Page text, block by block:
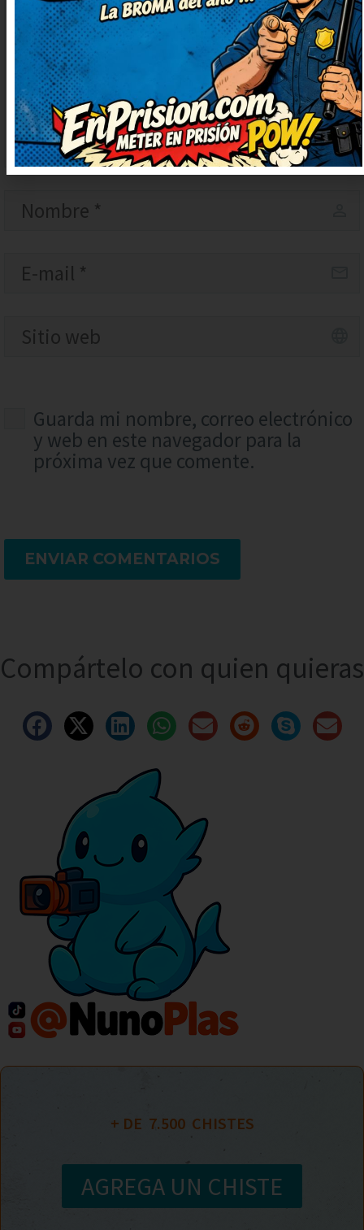
Guarda mi nombre, correo electrónico
y web en este navegador para la
próxima vez que comente.
ENVIAR COMENTARIOS
Compártelo con quien quieras
+ DE 7.500
  CHISTES
AGREGA UN CHISTE